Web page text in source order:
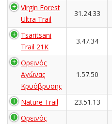
Virgin Forest
Ultra Trail
31.24.33
Tsaritsani
Trail 21K
3.47.34
Ορεινός
Αγώνας
Κρυόβρυσης
1.57.50
Nature Trail 23.51.13
Ορεινός